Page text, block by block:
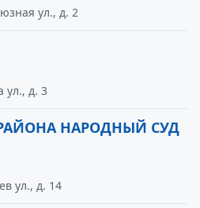
ул., д. 2
ул., д. 3
НАРОДНЫЙ СУД
ул., д. 14